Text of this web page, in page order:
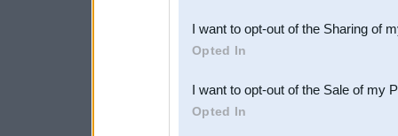
Downstream Participants
third parties.
I want to opt-out of the Sharing of
Opted In
I want to opt-out of the Sale of my
Opted In